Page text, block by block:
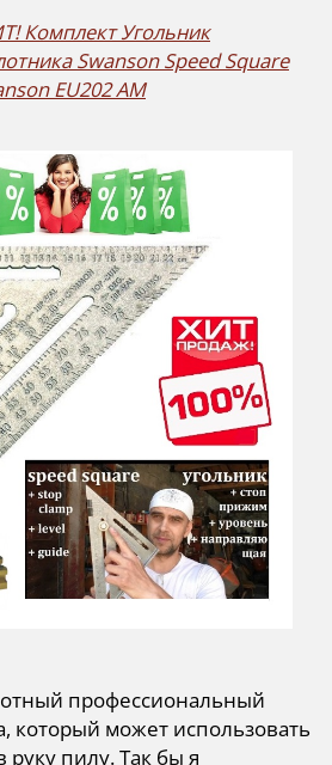
Комплект Угольник
Swanson Speed Square
EU202 AM
профессиональный
который может использовать
пилу. Так бы я